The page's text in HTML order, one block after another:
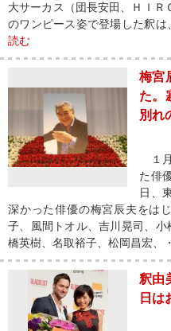
大サーカス（団長安田、ＨＩ
のワンピース姿で登場した釈
読む
梅宮
た。
別れ
１
た俳
日、
深かった俳優の梅宮辰夫をは
子、風間トオル、吉川晃司、
橋英樹、名取裕子、松岡昌宏、
釈由
日は